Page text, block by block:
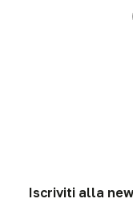
Iscriviti alla